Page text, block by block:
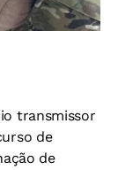
transmissor
de
de